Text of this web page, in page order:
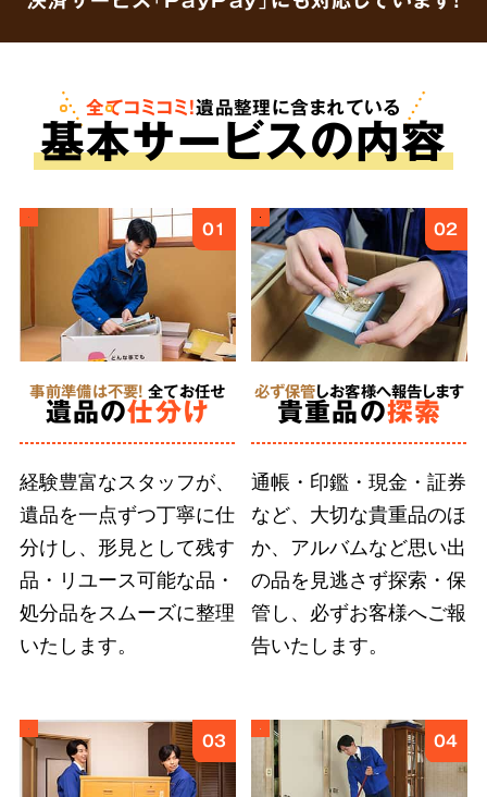
映させることで遺品整理にかかる費用を安く抑
えることが可能です。
4
ご遺族様の気持ちに
寄り添う丁寧な作業
徹底した
人材育成
ご遺族の気持ちに寄り添い、どんなに小さな品
物も誠意をもって丁寧に扱うことが、ご依頼者
様に安心を届けると信じています。そのために
弊社では、スタッフ個々の遺品整理に求められ
全てコミコミ！遺品整理に含まれている
基本サービスの内容
01
事前準備は不要! 全てお任せ
遺品の仕分け
経験豊富なスタッフが、
遺品を一点ずつ丁寧に仕
分けし、形見として残す
品・リユース可能な品・
処分品をスムーズに整理
いたします。
02
必ず保管しお客様へ報告します
貴重品の探索
通帳・印鑑・現金・証券
など、大切な貴重品のほ
か、アルバムなど思い出
の品を見逃さず探索・保
管し、必ずお客様へご報
告いたします。
03 04